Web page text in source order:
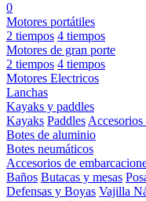
0
Motores portátiles
2 tiempos 4 tiempos
Motores de gran porte
2 tiempos 4 tiempos
Motores Electricos
Lanchas
Kayaks y paddles
Kayaks Paddles
Botes de aluminio
Botes neumáticos
Accesorios de
Baños Butacas y mesas
Defensas y Boyas Vajilla